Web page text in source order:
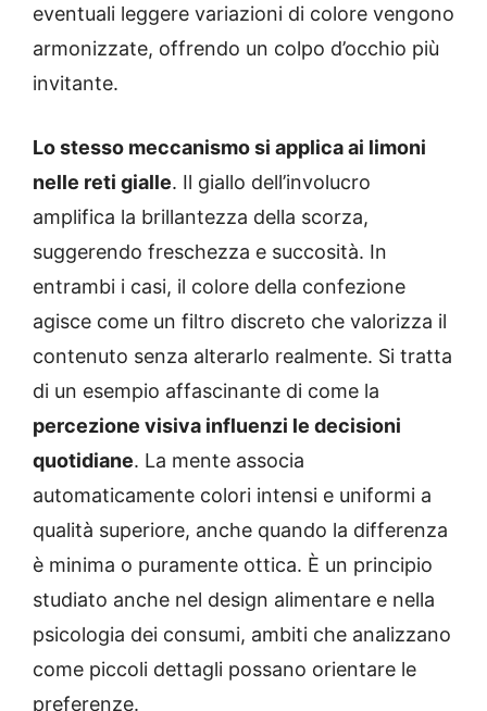
eventuali leggere variazioni di colore vengono
armonizzate, offrendo un colpo d’occhio più
invitante.
Lo stesso meccanismo si applica ai limoni
nelle reti gialle. Il giallo dell’involucro
amplifica la brillantezza della scorza,
suggerendo freschezza e succosità. In
entrambi i casi, il colore della confezione
agisce come un filtro discreto che valorizza il
contenuto senza alterarlo realmente. Si tratta
di un esempio affascinante di come la
percezione visiva influenzi le decisioni
quotidiane. La mente associa
automaticamente colori intensi e uniformi a
qualità superiore, anche quando la differenza
è minima o puramente ottica. È un principio
studiato anche nel design alimentare e nella
psicologia dei consumi, ambiti che analizzano
come piccoli dettagli possano orientare le
preferenze.